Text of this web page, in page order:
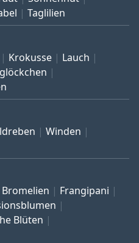
Taglilien
Krokusse
Lauch
Winden
Bromelien
Frangipani
Blüten